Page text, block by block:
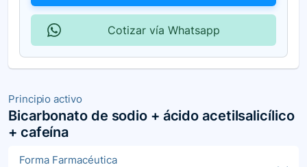
Principio activo
Bicarbonato de sodio + ácido acetilsalicílico
+ cafeína
Forma Farmacéutica
Cotizar vía Whatsapp